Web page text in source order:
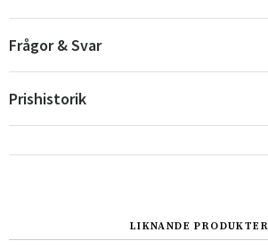
Sverige
Danmark
Frågor & Svar
Prishistorik
LIKNANDE PRODUKTER